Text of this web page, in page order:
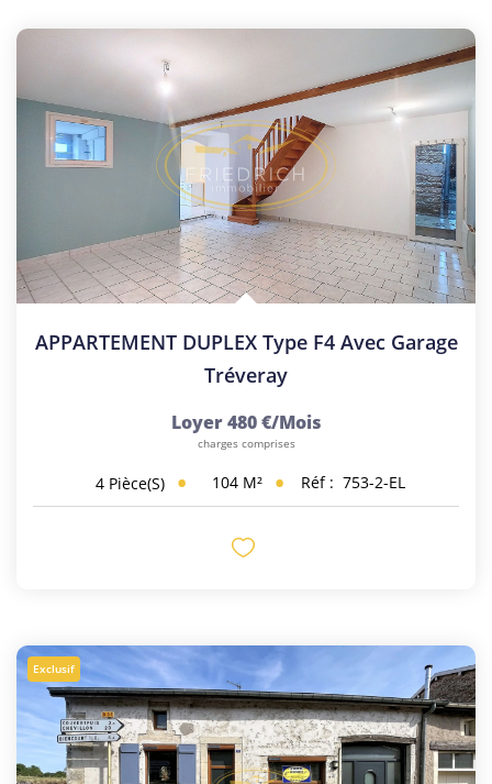
APPARTEMENT DUPLEX Type F4 Avec Garage
Tréveray
Loyer 480 €/mois
charges comprises
4 Pièce(s) 104 M² Réf : 753-2-EL
Exclusif